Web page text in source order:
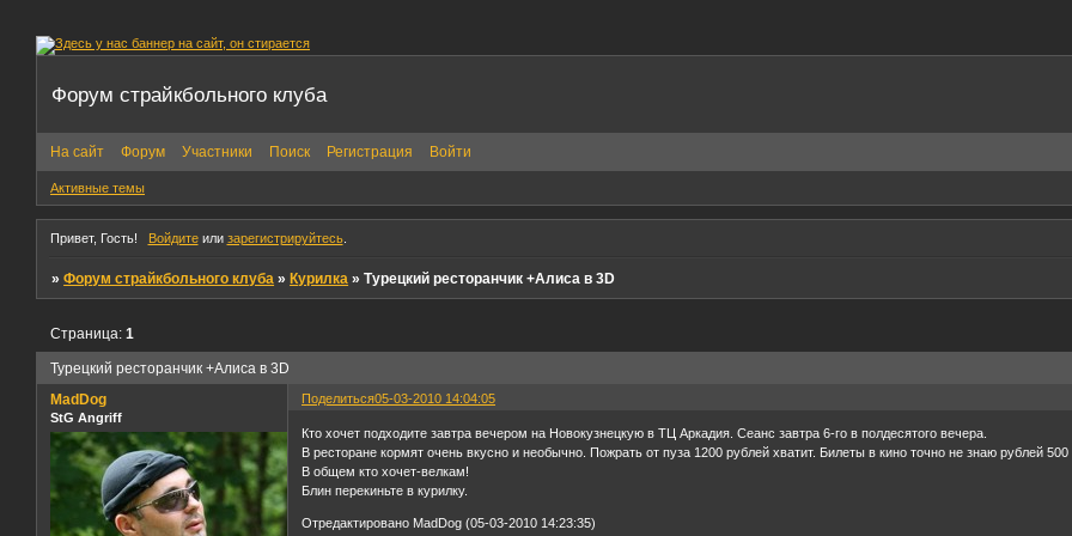
Форум страйкбольного клуба
На сайт Форум Участники Поиск Регистрация Войти
Активные темы
Привет, Гость! Войдитеили зарегистрируйтесь.
»Форум страйкбольного клуба »Курилка »Турецкий ресторанчик +Алиса в 3D
Турецкий ресторанчик +Алиса в 3D
Страница:1
Поделиться05-03-2010 14:04:05
MadDog
StG Angriff
Кто хочет подходите завтра вечером на Новокузнецкую в ТЦ Аркадия. Сеанс завтра 6-го в полдесятого вечера.
В ресторане кормят очень вкусно и необычно. Пожрать от пуза 1200 рублей хватит. Билеты в кино точно не знаю рублей 500
В общем кто хочет-велкам!
Блин перекиньте в курилку.
Отредактировано MadDog (05-03-2010 14:23:35)